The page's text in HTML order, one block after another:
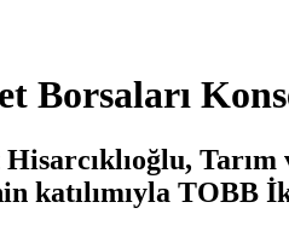
Borsaları
katılımıyla TOBB